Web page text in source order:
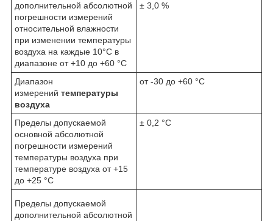
дополнительной абсолютной
погрешности измерений
относительной влажности
при изменении температуры
воздуха на каждые 10°С в
диапазоне от +10 до +60 °С
± 3,0 %
Диапазон
измерений температуры
воздуха
от -30 до +60 °С
Пределы допускаемой
основной абсолютной
погрешности измерений
температуры воздуха при
температуре воздуха от +15
до +25 °С
± 0,2 °С
Пределы допускаемой
дополнительной абсолютной